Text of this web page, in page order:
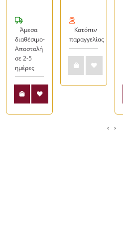
Άμεσα
διαθέσιμο-
Αποστολή
σε 2-5
ημέρες
Κατόπιν
παραγγελίας
‹ ›